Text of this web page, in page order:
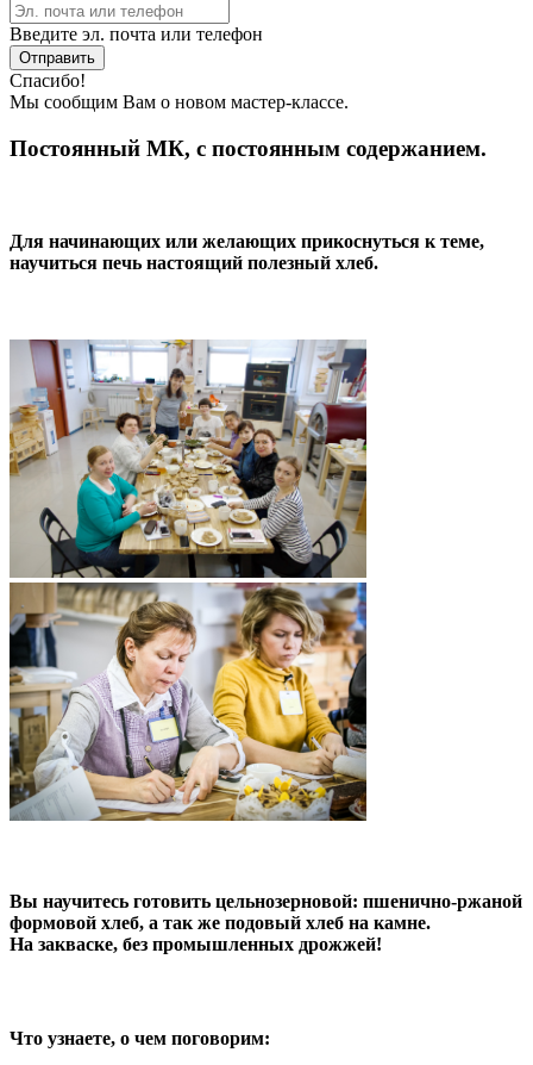
Введите эл. почта или телефон
Отправить
Спасибо!
Мы сообщим Вам о новом мастер-классе.
Постоянный МК, с постоянным содержанием.
Для начинающих или желающих прикоснуться к теме,
научиться печь настоящий полезный хлеб.
Вы научитесь готовить цельнозерновой: пшенично-ржаной
формовой хлеб, а так же подовый хлеб на камне.
На закваске, без промышленных дрожжей!
Что узнаете, о чем поговорим: